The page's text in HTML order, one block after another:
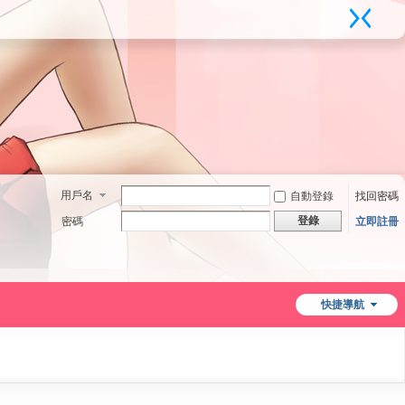
用戶名 自動登錄
找回密碼
密碼
登錄 立即註冊
快捷導航